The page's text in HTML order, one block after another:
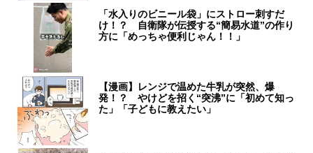
「水入りのビニール袋」にストロー刺すだ
け！？ 自衛隊が伝授する“簡易水道”の作り
方に「めっちゃ便利じゃん！！」
【漫画】レンジで温めた牛乳が突然、爆
発！？ やけどを招く“突沸”に「初めて知っ
た」「子どもに教えたい」